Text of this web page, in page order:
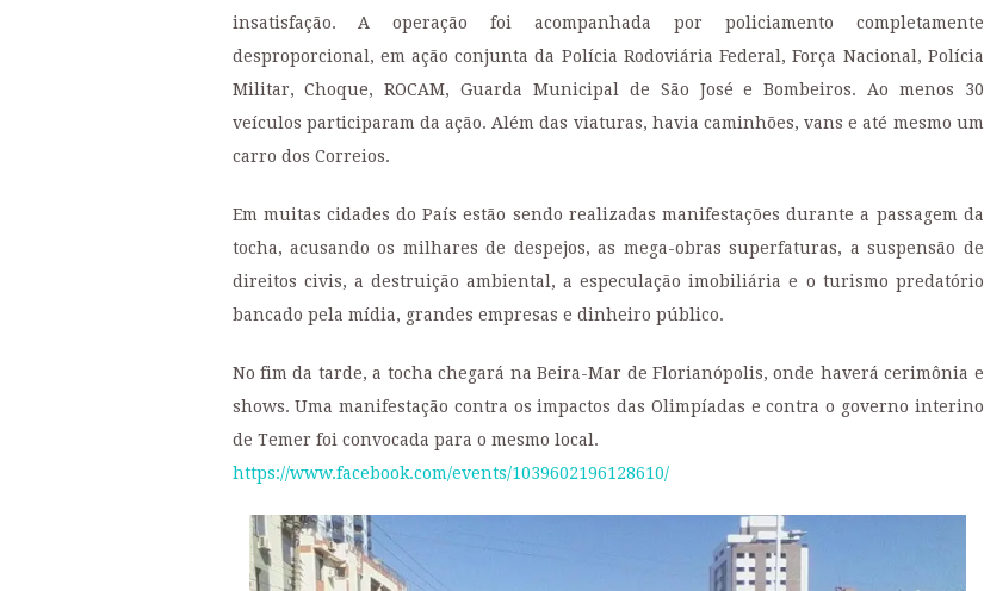
insatisfação. A operação foi acompanhada por policiamento completamente
desproporcional, em ação conjunta da Polícia Rodoviária Federal, Força Nacional, Polícia
Militar, Choque, ROCAM, Guarda Municipal de São José e Bombeiros. Ao menos 30
veículos participaram da ação. Além das viaturas, havia caminhões, vans e até mesmo um
carro dos Correios.
Em muitas cidades do País estão sendo realizadas manifestações durante a passagem da
tocha, acusando os milhares de despejos, as mega-obras superfaturas, a suspensão de
direitos civis, a destruição ambiental, a especulação imobiliária e o turismo predatório
bancado pela mídia, grandes empresas e dinheiro público.
No fim da tarde, a tocha chegará na Beira-Mar de Florianópolis, onde haverá cerimônia e
shows. Uma manifestação contra os impactos das Olimpíadas e contra o governo interino
de Temer foi convocada para o mesmo local.
https://www.facebook.com/events/1039602196128610/